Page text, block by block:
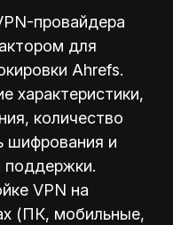
провайдера
для
Ahrefs.
характеристики,
количество
шифрования и
поддержки.
VPN на
(ПК, мобильные,